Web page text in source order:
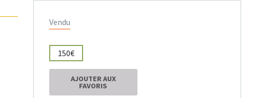
Vendu
150€
AJOUTER AUX
FAVORIS